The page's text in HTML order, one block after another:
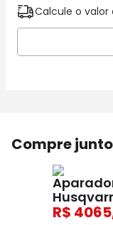
Calcule o valor
Compre junto